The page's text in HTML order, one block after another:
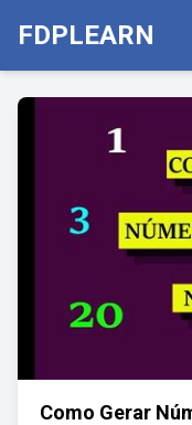
FDPLEARN
Como Gerar